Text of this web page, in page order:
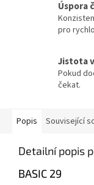
Úspora
pro
Jistota
Pokud
čekat.
Popis Související
Detailní popis
BASIC 29